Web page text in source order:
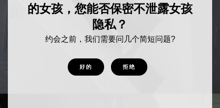
的女孩，您能否保密不泄露女孩
隐私？
约会之前，我们需要问几个简短问题?
好的 拒绝